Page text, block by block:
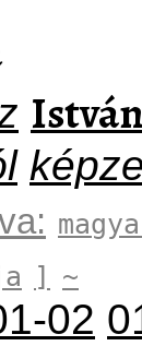
István
] ~
02